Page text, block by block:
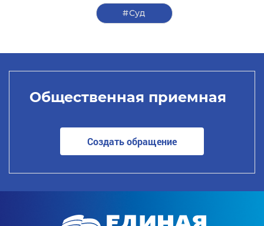
#Суд
Общественная приемная
Создать обращение